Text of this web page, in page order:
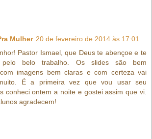
Mulher 20 de fevereiro de 2014 às 17:01
Pastor Ismael, que Deus te abençoe e te
pelo belo trabalho. Os slides são bem
imagens bem claras e com certeza vai
É a primeira vez que vou usar seu
conheci ontem a noite e gostei assim que vi.
agradecem!